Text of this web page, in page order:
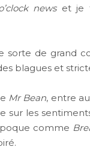
newset je
sorte de grand
blagues et
Mr Bean, entre
sur les
comme